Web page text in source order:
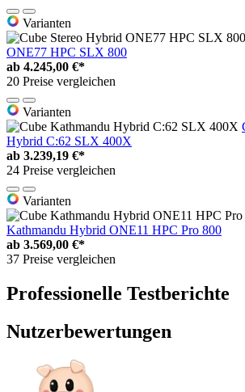
Varianten
ONE77 HPC SLX 800
ab 4.245,00 €*
20 Preise vergleichen
Varianten
Hybrid C:62 SLX 400X
ab 3.239,19 €*
24 Preise vergleichen
Varianten
Kathmandu Hybrid ONE11 HPC Pro 800
ab 3.569,00 €*
37 Preise vergleichen
Professionelle Testberichte
Nutzerbewertungen